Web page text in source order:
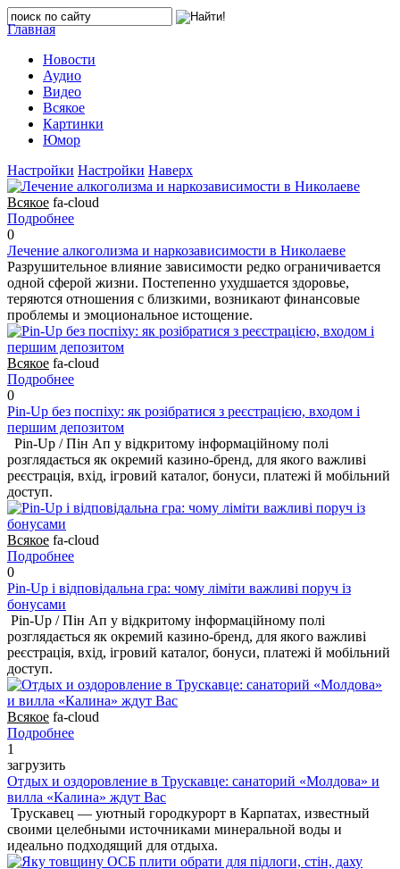
Главная
Новости
Аудио
Видео
Всякое
Картинки
Юмор
Настройки Настройки Наверх
Всякое fa-cloud
Подробнее
0
Лечение алкоголизма и наркозависимости в Николаеве
Разрушительное влияние зависимости редко ограничивается
одной сферой жизни. Постепенно ухудшается здоровье,
теряются отношения с близкими, возникают финансовые
проблемы и эмоциональное истощение.
Всякое fa-cloud
Подробнее
0
Pin-Up без поспіху: як розібратися з реєстрацією, входом і
першим депозитом
Pin-Up / Пін Ап у відкритому інформаційному полі
розглядається як окремий казино-бренд, для якого важливі
реєстрація, вхід, ігровий каталог, бонуси, платежі й мобільний
доступ.
Всякое fa-cloud
Подробнее
0
Pin-Up і відповідальна гра: чому ліміти важливі поруч із
бонусами
Pin-Up / Пін Ап у відкритому інформаційному полі
розглядається як окремий казино-бренд, для якого важливі
реєстрація, вхід, ігровий каталог, бонуси, платежі й мобільний
доступ.
Всякое fa-cloud
Подробнее
1
загрузить
Отдых и оздоровление в Трускавце: санаторий «Молдова» и
вилла «Калина» ждут Вас
Трускавец — уютный городкурорт в Карпатах, известный
своими целебными источниками минеральной воды и
идеально подходящий для отдыха.